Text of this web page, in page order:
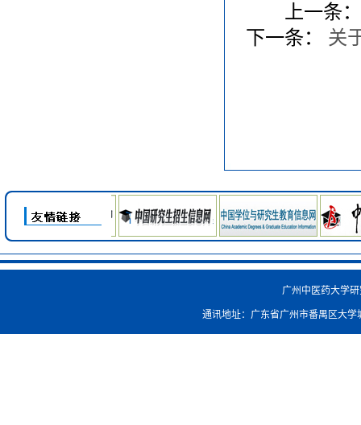
上一条：
下一条：
关
广州中医药大学
通讯地址：广东省广州市番禺区大